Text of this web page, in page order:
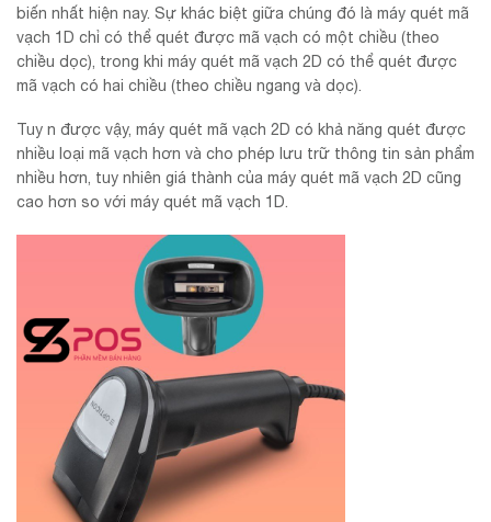
biến nhất hiện nay. Sự khác biệt giữa chúng đó là máy quét mã
vạch 1D chỉ có thể quét được mã vạch có một chiều (theo
chiều dọc), trong khi máy quét mã vạch 2D có thể quét được
mã vạch có hai chiều (theo chiều ngang và dọc).
Tuy n được vậy, máy quét mã vạch 2D có khả năng quét được
nhiều loại mã vạch hơn và cho phép lưu trữ thông tin sản phẩm
nhiều hơn, tuy nhiên giá thành của máy quét mã vạch 2D cũng
cao hơn so với máy quét mã vạch 1D.